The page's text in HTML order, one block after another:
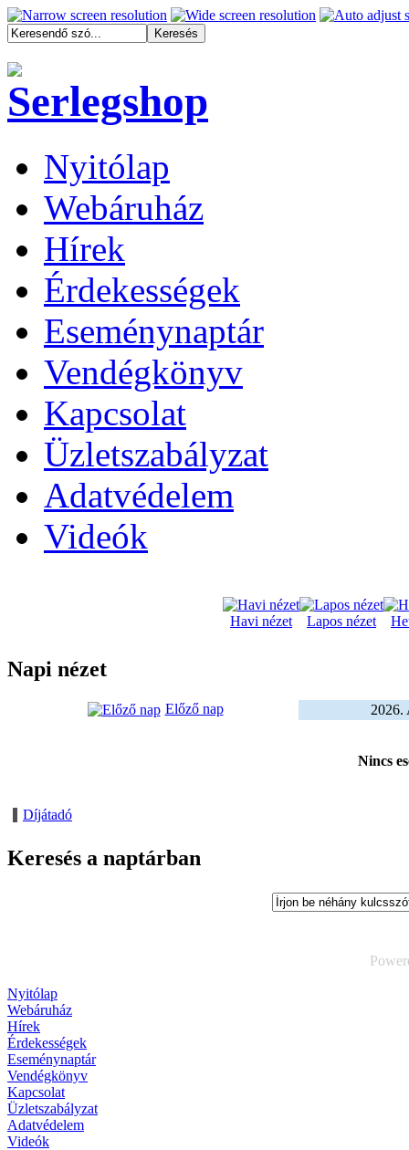
Nyitólap
Webáruház
Hírek
Érdekességek
Eseménynaptár
Vendégkönyv
Kapcsolat
Üzletszabályzat
Adatvédelem
Videók
Havi nézet Lapos nézet
Napi nézet
Előző nap 2026.
Nincs
Díjátadó
Keresés a naptárban
Nyitólap
Webáruház
Hírek
Érdekességek
Eseménynaptár
Vendégkönyv
Kapcsolat
Üzletszabályzat
Adatvédelem
Videók